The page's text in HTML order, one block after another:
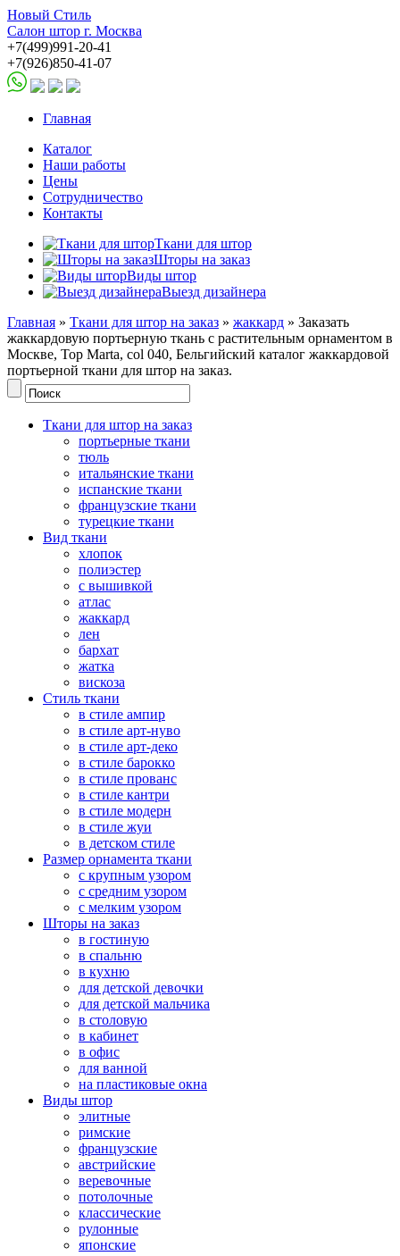
Новый Стиль
Салон штор г. Москва
+7(499)991-20-41
+7(926)850-41-07
Главная
Каталог
Наши работы
Цены
Сотрудничество
Контакты
Ткани для штор
Шторы на заказ
Виды штор
Выезд дизайнера
Главная » Ткани для штор на заказ » жаккард » Заказать
жаккардовую портьерную ткань с растительным орнаментом в
Москве, Top Marta, col 040, Бельгийский каталог жаккардовой
портьерной ткани для штор на заказ.
Ткани для штор на заказ
портьерные ткани
тюль
итальянские ткани
испанские ткани
французские ткани
турецкие ткани
Вид ткани
хлопок
полиэстер
с вышивкой
атлас
жаккард
лен
бархат
жатка
вискоза
Стиль ткани
в стиле ампир
в стиле арт-нуво
в стиле арт-деко
в стиле барокко
в стиле прованс
в стиле кантри
в стиле модерн
в стиле жуи
в детском стиле
Размер орнамента ткани
с крупным узором
с средним узором
с мелким узором
Шторы на заказ
в гостиную
в спальню
в кухню
для детской девочки
для детской мальчика
в столовую
в кабинет
в офис
для ванной
на пластиковые окна
Виды штор
элитные
римские
французские
австрийские
веревочные
потолочные
классические
рулонные
японские